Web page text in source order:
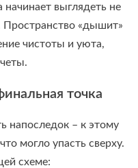
начинает выглядеть не
Пространство «дышит»
чистоты и уюта,
точка
напоследок – к этому
могло упасть сверху.
схеме: